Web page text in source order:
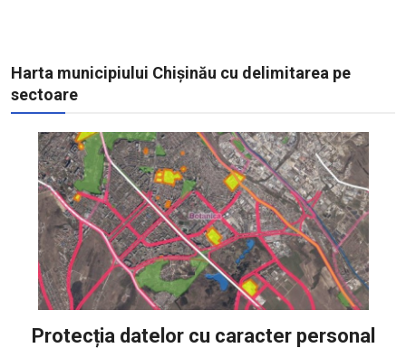
Harta municipiului Chișinău cu delimitarea pe
sectoare
Protecția datelor cu caracter personal